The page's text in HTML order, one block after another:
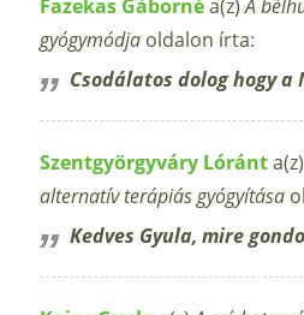
Fazekas Gábornéa(z)A
gyógymódja oldalon írta:
Csodálatos dolog hogy a
Szentgyörgyváry Lóránt
alternatív terápiás gyógyítása
Kedves Gyula, mire